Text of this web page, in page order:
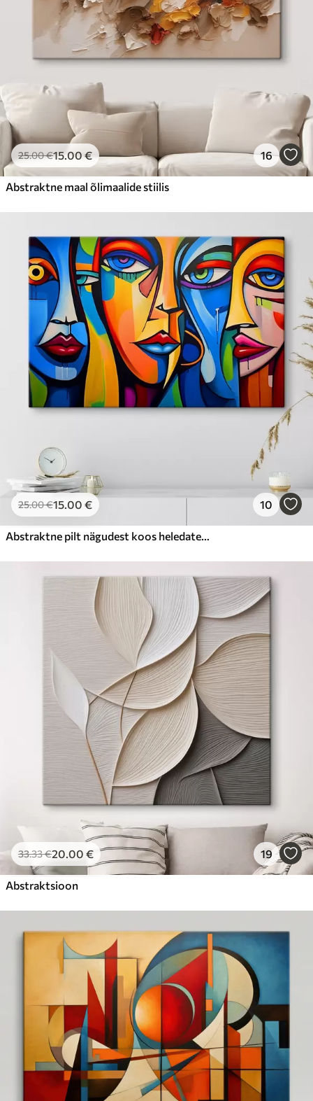
25.00€15.00€ 16
Abstraktne maal õlimaalide stiilis
25.00€15.00 € 10
Abstraktne pilt nägudest koos heledate geomeetriliste kujunditega
33.33€20.00 € 19
Abstraktsioon